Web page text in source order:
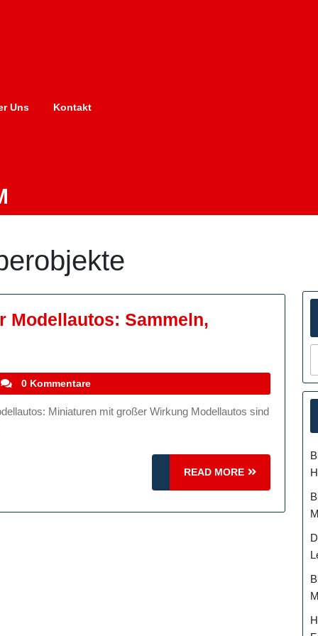
Uns Kontakt
Modellautos: Sammeln,
stefanocoletti
0 Kommentare
READ MORE
READ
MORE